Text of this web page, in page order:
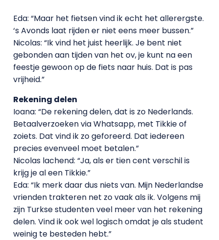
Eda: “Maar het fietsen vind ik echt het allerergste.
‘s Avonds laat rijden er niet eens meer bussen.”
Nicolas: “Ik vind het juist heerlijk. Je bent niet
gebonden aan tijden van het ov, je kunt na een
feestje gewoon op de fiets naar huis. Dat is pas
vrijheid.”
Rekening delen
Ioana: “De rekening delen, dat is zo Nederlands.
Betaalverzoeken via Whatsapp, met Tikkie of
zoiets. Dat vind ik zo geforeerd. Dat iedereen
precies evenveel moet betalen.”
Nicolas lachend: “Ja, als er tien cent verschil is
krijg je al een Tikkie.”
Eda: “Ik merk daar dus niets van. Mijn Nederlandse
vrienden trakteren net zo vaak als ik. Volgens mij
zijn Turkse studenten veel meer van het rekening
delen. Vind ik ook wel logisch omdat je als student
weinig te besteden hebt.”